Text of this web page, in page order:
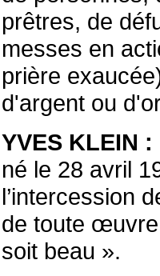
prêtres, de
messes en
prière
d'argent ou
YVES KLEIN :
né le 28 avril
l’intercession
de toute
soit beau ».